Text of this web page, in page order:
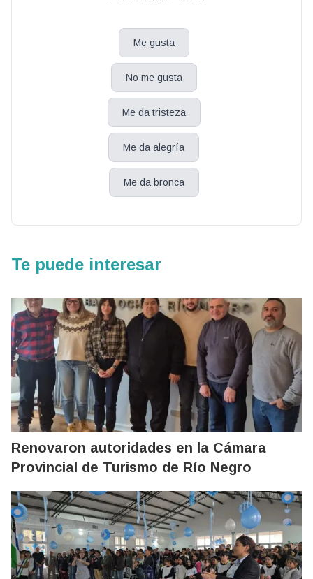
Me gusta
No me gusta
Me da tristeza
Me da alegría
Me da bronca
Te puede interesar
Renovaron autoridades en la Cámara
Provincial de Turismo de Río Negro